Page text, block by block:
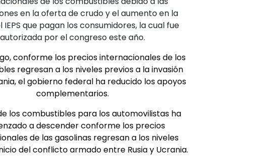
en la oferta de crudo y el aumento en la
IEPS que pagan los consumidores, la cual fue
autorizada por el congreso este año.
conforme los precios internacionales de los
regresan a los niveles previos a la invasión
el gobierno federal ha reducido los apoyos
complementarios.
los combustibles para los automovilistas ha
a descender conforme los precios
de las gasolinas regresan a los niveles
del conflicto armado entre Rusia y Ucrania.